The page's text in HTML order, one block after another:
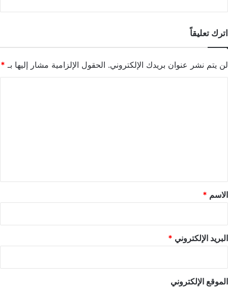
اترك تعليقاً
لن يتم نشر عنوان بريدك الإلكتروني. الحقول الإلزامية مشار إليها بـ *
*
الاسم *
البريد الإلكتروني *
الموقع الإلكتروني